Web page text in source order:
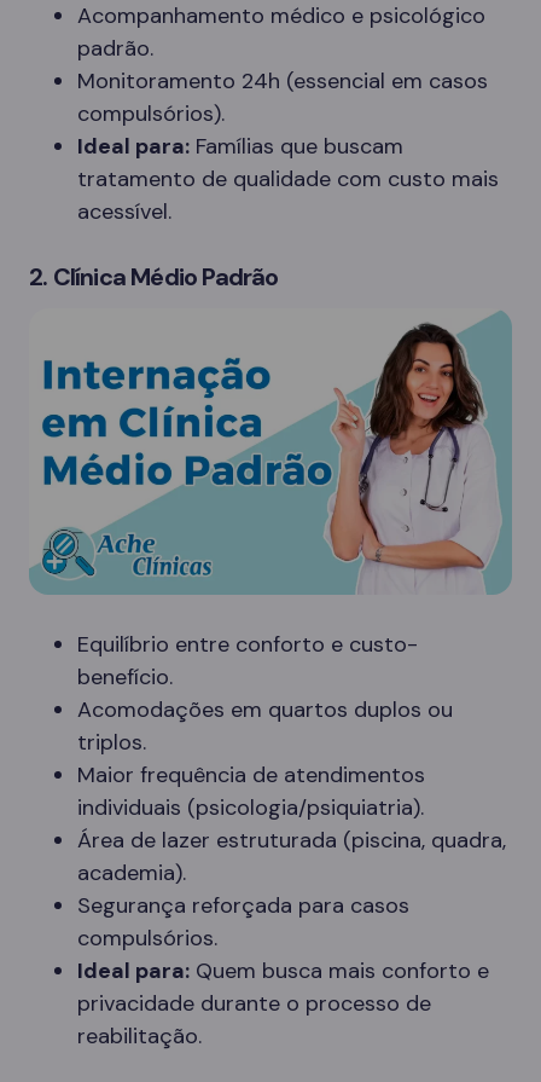
Acompanhamento médico e psicológico
padrão.
Monitoramento 24h (essencial em casos
compulsórios).
Ideal para: Famílias que buscam
tratamento de qualidade com custo mais
acessível.
2. Clínica Médio Padrão
Equilíbrio entre conforto e custo-
benefício.
Acomodações em quartos duplos ou
triplos.
Maior frequência de atendimentos
individuais (psicologia/psiquiatria).
Área de lazer estruturada (piscina, quadra,
academia).
Segurança reforçada para casos
compulsórios.
Ideal para: Quem busca mais conforto e
privacidade durante o processo de
reabilitação.